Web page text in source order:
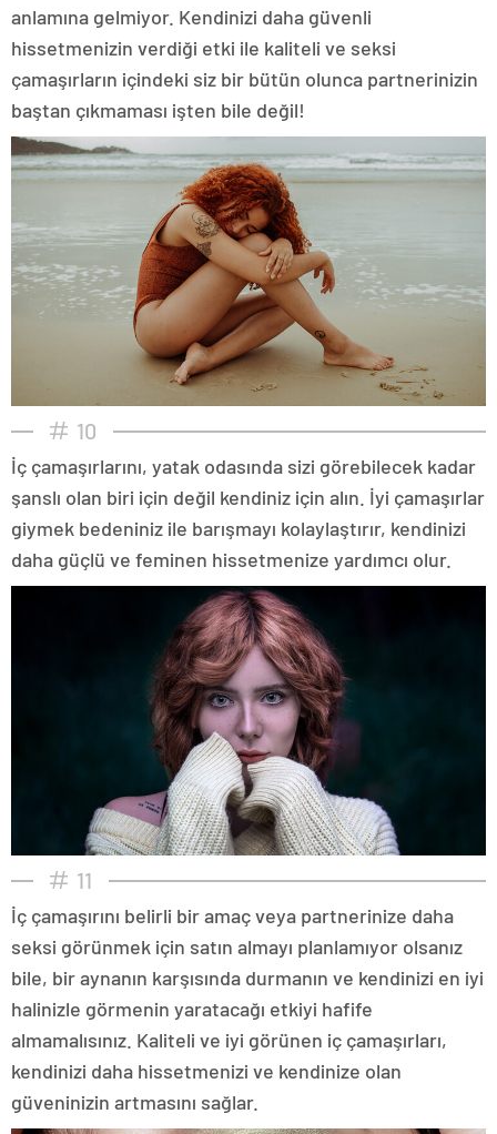
anlamına gelmiyor. Kendinizi daha güvenli
hissetmenizin verdiği etki ile kaliteli ve seksi
çamaşırların içindeki siz bir bütün olunca partnerinizin
baştan çıkmaması işten bile değil!
10
İç çamaşırlarını, yatak odasında sizi görebilecek kadar
şanslı olan biri için değil kendiniz için alın. İyi çamaşırlar
giymek bedeniniz ile barışmayı kolaylaştırır, kendinizi
daha güçlü ve feminen hissetmenize yardımcı olur.
11
İç çamaşırını belirli bir amaç veya partnerinize daha
seksi görünmek için satın almayı planlamıyor olsanız
bile, bir aynanın karşısında durmanın ve kendinizi en iyi
halinizle görmenin yaratacağı etkiyi hafife
almamalısınız. Kaliteli ve iyi görünen iç çamaşırları,
kendinizi daha hissetmenizi ve kendinize olan
güveninizin artmasını sağlar.